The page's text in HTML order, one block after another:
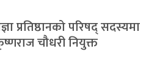
प्रतिष्ठानको परिषद् सदस्यमा
चौधरी नियुक्त